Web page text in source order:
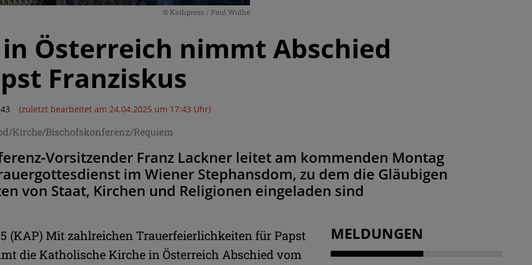
© Kathpress / Paul Wuthe
Österreich nimmt Abschied
Franziskus
(zuletzt bearbeitet am 24.04.2025 um 17:43 Uhr)
Kirche/Bischofskonferenz/Requiem
Vorsitzender Franz Lackner leitet am kommenden Montag
im Wiener Stephansdom, zu dem die Gläubigen
von Staat, Kirchen und Religionen eingeladen sind
(KAP) Mit zahlreichen Trauerfeierlichkeiten für Papst
die Katholische Kirche in Österreich Abschied vom
MELDUNGEN